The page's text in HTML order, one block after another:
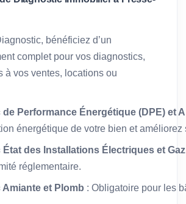
bénéficiez d’un
complet pour vos diagnostics,
à vos ventes, locations ou
de Performance Énergétique (DPE) et
énergétique de votre bien et améliorez
État des Installations Électriques et Gaz
réglementaire.
Amiante et Plomb : Obligatoire pour les